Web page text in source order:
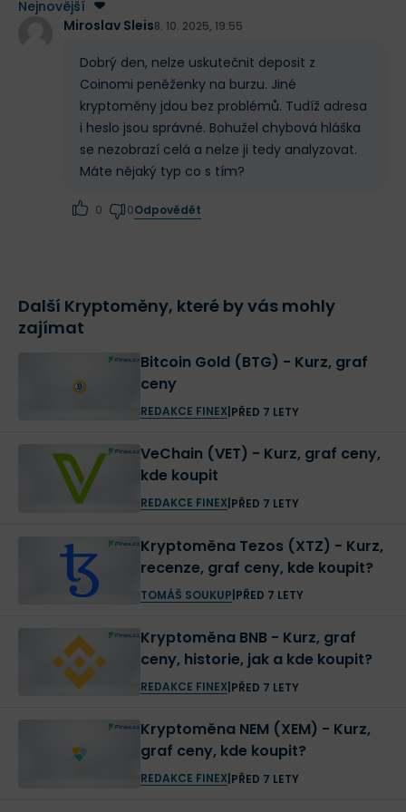
Zapojením vědecké komunity se Zcash přibližuje
, na rozdíl od ní je ale vývoj ZEC
méně svázaný rigorózním řízením experimentů.
Video: Jak funguje zk-SNARK
transakční poplatek , který činí 0,0001 ZEC(ke dni 27.
5. 2019 jde o 0,78 centu) – odhadem 540krát méně, než
ASIC rezistencije Zcash oblíbený i mezi těžaři;
přestože je postavený na tzv.proof-of-work
majitelům běžných počítačů. Kritici naopak poukazují
na energetickou náročnost algoritmu; podle řady
protokolu a jeho variacích.
Logické obavy vzbuzuje i odvrácená strana
Nejnovější
Miroslav Sleis8. 10. 2025, 19:55
Dobrý den, nelze uskutečnit deposit z
Coinomi peněženky na burzu. Jiné
kryptoměny jdou bez problémů. Tudíž adresa
i heslo jsou správné. Bohužel chybová hláška
se nezobrazí celá a nelze ji tedy analyzovat.
Máte nějaký typ co s tím?
0 0Odpovědět
Další Kryptoměny, které by vás mohly
zajímat
Bitcoin Gold (BTG) - Kurz, graf
ceny
REDAKCE FINEX| PŘED 7 LETY
VeChain (VET) - Kurz, graf ceny,
kde koupit
REDAKCE FINEX| PŘED 7 LETY
Kryptoměna Tezos (XTZ) - Kurz,
recenze, graf ceny, kde koupit?
TOMÁŠ SOUKUP PŘED 7 LETY
Kryptoměna BNB - Kurz, graf
ceny, historie, jak a kde koupit?
REDAKCE FINEX| PŘED 7 LETY
Kryptoměna NEM (XEM) - Kurz,
graf ceny, kde koupit?
REDAKCE FINEX| PŘED 7 LETY